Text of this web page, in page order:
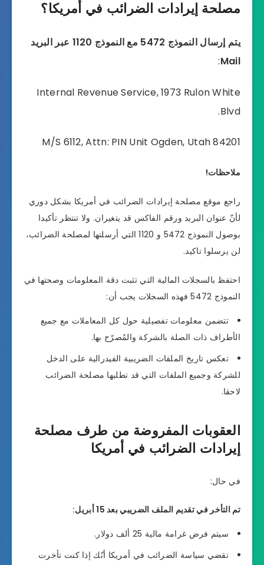
مصلحة إيرادات الضرائب في أمريكا؟
يتم إرسال النموذج 5472 مع النموذج 1120 عبر البريد
Mail
:
Internal Revenue Service, 1973 Rulon White
Blvd.
M/S 6112, Attn: PIN Unit Ogden, Utah 84201
ملاحظات!
راجع موقع مصلحة إيرادات الضرائب في أمريكا بشكل دوري
لأنّ عنوان البريد ورقم الفاكس قد يتغيران. ولا تنتظر تأكيدا
بوصول النموذج 5472 و 1120 التي أرسلتها لمصلحة الضرائب،
لن يرسلوا تاكيد.
احتفظ بالسجلات المالية التي تثبت دقة المعلومات وصحتها في
النموذج 5472 فهذه السجلات يجب أن:
تتضمن معلومات تفصيلية حول كل المعاملات مع جميع
الأطراف ذات الصلة بالشركة والمُصرّح بها.
تعكس تاريخ الملفات الضريبية الفيدرالية على الدخل
للشركة وجميع الملفات التي قد تطلبها مصلحة الضرائب
لاحقا.
العقوبات المفروضة من طرف مصلحة
إيرادات الضرائب في أمريكا
في حال:
تم التأخر في تقديم الملف الضريبي بعد 15 أبريل:
سيتم فرض غرامة مالية 25 ألف دولار.
تقضي سياسة الضرائب في أمريكا أنّك إذا كنت تأخرت